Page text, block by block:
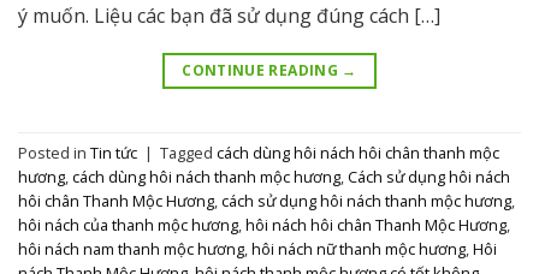
ý muốn. Liệu các bạn đã sử dụng đúng cách […]
CONTINUE READING →
Posted in Tin tức | Tagged cách dùng hôi nách hôi chân thanh mộc
hương,cách dùng hôi nách thanh mộc hương,Cách sử dụng hôi nách
hôi chân Thanh Mộc Hương,cách sử dụng hôi nách thanh mộc hương,
hôi nách của thanh mộc hương,hôi nách hôi chân Thanh Mộc Hương,
hôi nách nam thanh mộc hương,hôi nách nữ thanh mộc hương,Hôi